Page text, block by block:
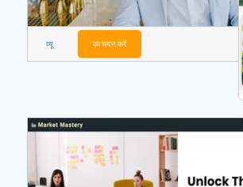
व्यू का चयन करें